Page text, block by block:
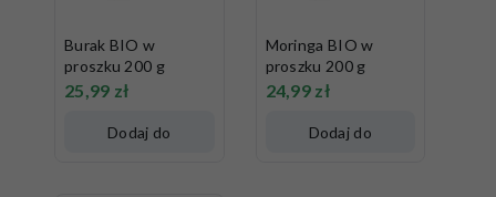
Burak BIO w
proszku 200 g
25,99 zł
Dodaj do
Moringa BIO w
proszku 200 g
24,99 zł
Dodaj do